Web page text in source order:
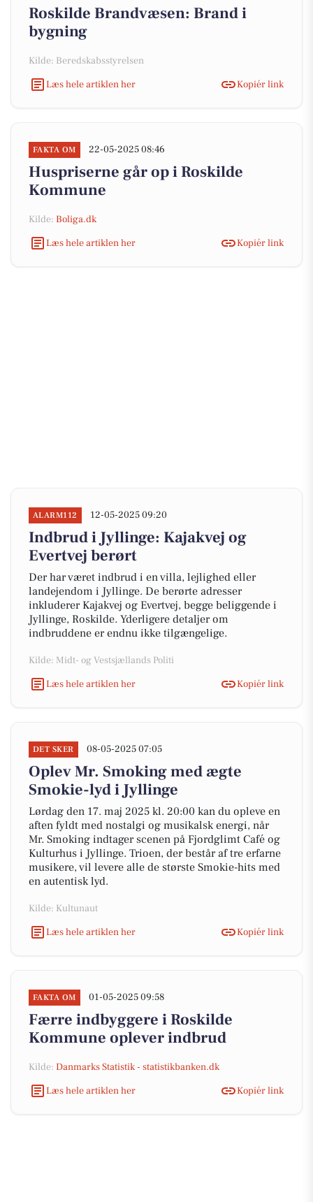
Roskilde Brandvæsen: Brand i
bygning
Kilde: Beredskabsstyrelsen
Læs hele artiklen her
Kopiér link
FAKTA OM 22-05-2025 08:46
Huspriserne går op i Roskilde
Kommune
Kilde: Boliga.dk
Læs hele artiklen her
Kopiér link
ALARM112 12-05-2025 09:20
Indbrud i Jyllinge: Kajakvej og
Evertvej berørt
Der har været indbrud i en villa, lejlighed eller
landejendom i Jyllinge. De berørte adresser
inkluderer Kajakvej og Evertvej, begge beliggende i
Jyllinge, Roskilde. Yderligere detaljer om
indbruddene er endnu ikke tilgængelige.
Kilde: Midt- og Vestsjællands Politi
Læs hele artiklen her
Kopiér link
DET SKER 08-05-2025 07:05
Oplev Mr. Smoking med ægte
Smokie-lyd i Jyllinge
Lørdag den 17. maj 2025 kl. 20:00 kan du opleve en
aften fyldt med nostalgi og musikalsk energi, når
Mr. Smoking indtager scenen på Fjordglimt Café og
Kulturhus i Jyllinge. Trioen, der består af tre erfarne
musikere, vil levere alle de største Smokie-hits med
en autentisk lyd.
Kilde: Kultunaut
Læs hele artiklen her
Kopiér link
FAKTA OM 01-05-2025 09:58
Færre indbyggere i Roskilde
Kommune oplever indbrud
Kilde: Danmarks Statistik - statistikbanken.dk
Læs hele artiklen her
Kopiér link